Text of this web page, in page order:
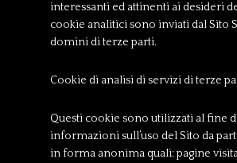
interessanti ed attinenti ai desideri
cookie analitici sono inviati dal Sito
domini di terze parti.
Cookie di analisi di servizi di terze
Questi cookie sono utilizzati al fine
informazioni sull’uso del Sito da
in forma anonima quali: pagine